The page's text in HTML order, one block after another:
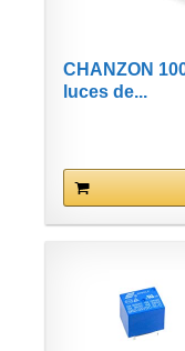
CHANZON
luces de...